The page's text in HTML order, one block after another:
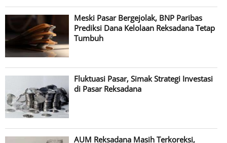
Meski Pasar Bergejolak, BNP Paribas
Prediksi Dana Kelolaan Reksadana Tetap
Tumbuh
Fluktuasi Pasar, Simak Strategi Investasi
di Pasar Reksadana
AUM Reksadana Masih Terkoreksi,